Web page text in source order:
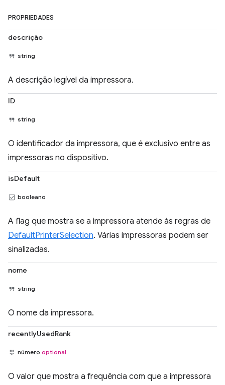
PROPRIEDADES
descrição
string
A descrição legível da impressora.
ID
string
O identificador da impressora, que é exclusivo entre as
impressoras no dispositivo.
isDefault
booleano
A flag que mostra se a impressora atende às regras de
DefaultPrinterSelection. Várias impressoras podem ser
sinalizadas.
nome
string
O nome da impressora.
recentlyUsedRank
número optional
O valor que mostra a frequência com que a impressora